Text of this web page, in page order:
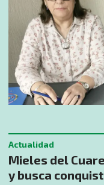
Mieles del
y busca
Actualidad